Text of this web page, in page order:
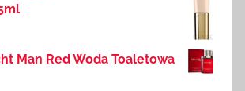
Man Red Woda Toaletowa